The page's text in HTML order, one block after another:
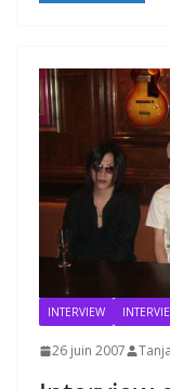
INTERVIEW
26 juin 2007 Tanja